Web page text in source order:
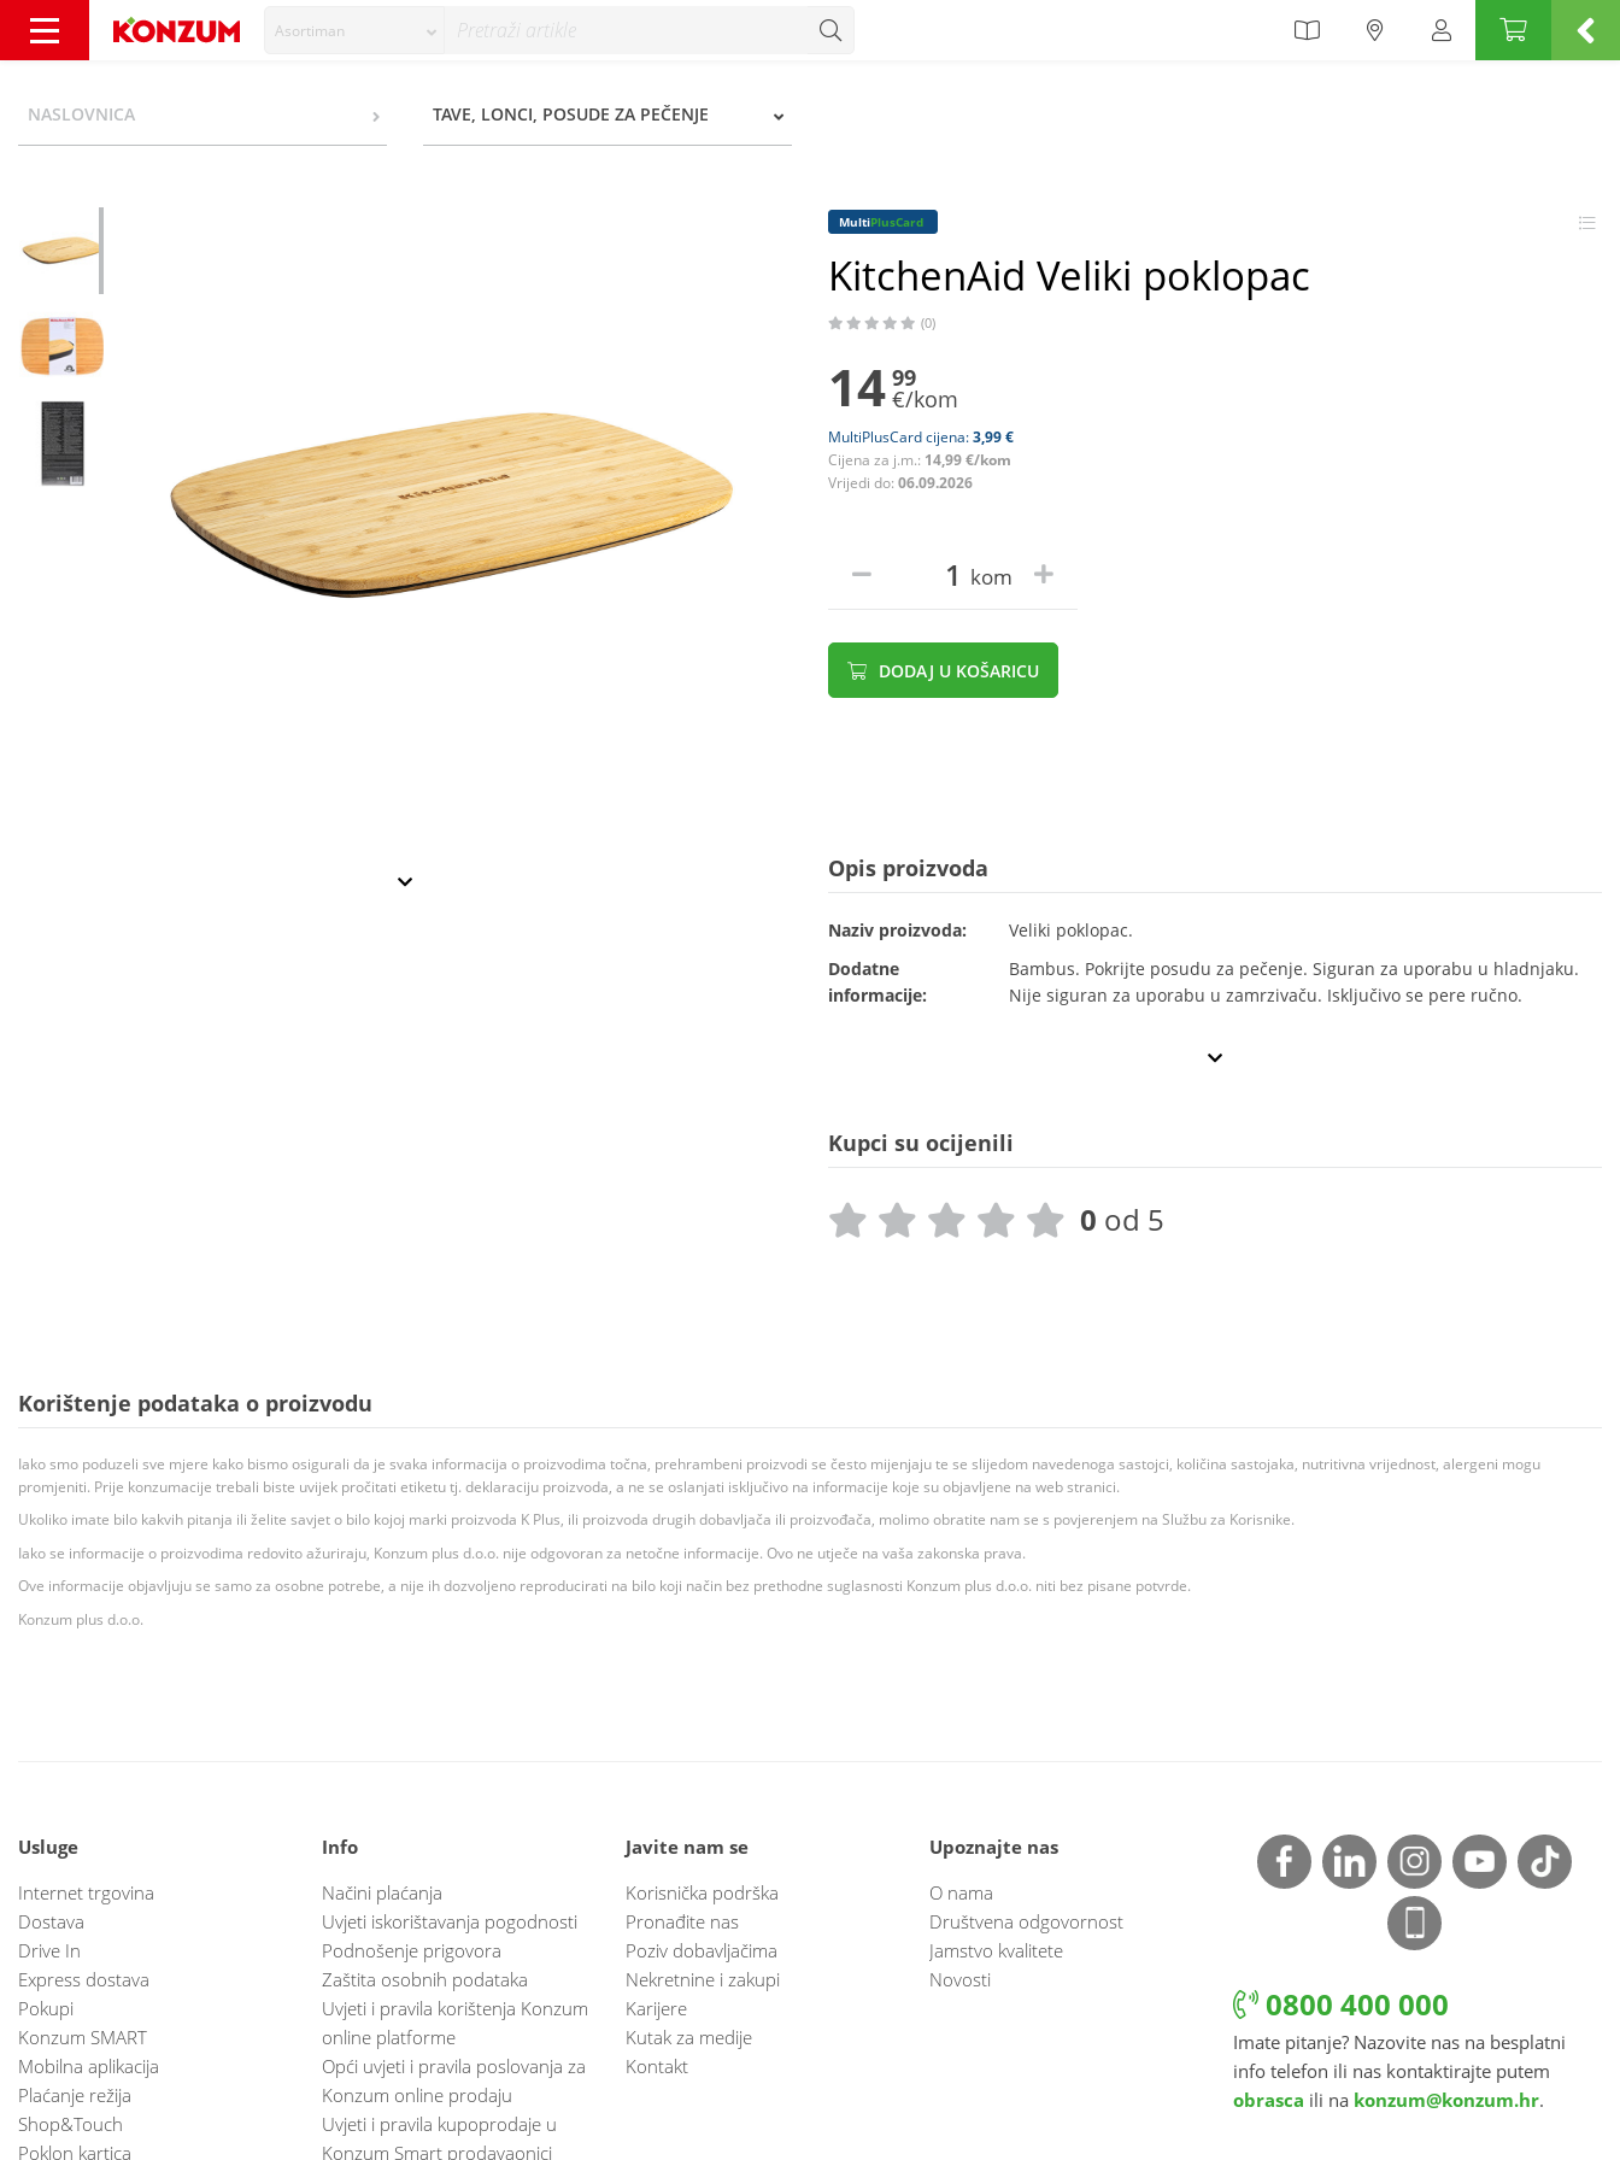
Asortiman
NASLOVNICA TAVE, LONCI, POSUDE ZA PEČENJE
MultiPlusCard
KitchenAid Veliki poklopac
(0)
14 99
€/kom
MultiPlusCard cijena:3,99 €
Cijena za j.m.: 14,99 €/kom
Vrijedi do: 06.09.2026
kom
DODAJ U KOŠARICU
Opis proizvoda
Naziv proizvoda:
Veliki poklopac.
Dodatne
informacije:
Bambus. Pokrijte posudu za pečenje. Siguran za uporabu u hladnjaku.
Nije siguran za uporabu u zamrzivaču. Isključivo se pere ručno.
Kupci su ocijenili
0 od 5
Korištenje podataka o proizvodu
Iako smo poduzeli sve mjere kako bismo osigurali da je svaka informacija o proizvodima točna, prehrambeni proizvodi se često mijenjaju te se slijedom navedenoga sastojci, količina sastojaka, nutritivna vrijednost, alergeni mogu
promjeniti. Prije konzumacije trebali biste uvijek pročitati etiketu tj. deklaraciju proizvoda, a ne se oslanjati isključivo na informacije koje su objavljene na web stranici.
Ukoliko imate bilo kakvih pitanja ili želite savjet o bilo kojoj marki proizvoda K Plus, ili proizvoda drugih dobavljača ili proizvođača, molimo obratite nam se s povjerenjem na Službu za Korisnike.
Iako se informacije o proizvodima redovito ažuriraju, Konzum plus d.o.o. nije odgovoran za netočne informacije. Ovo ne utječe na vaša zakonska prava.
Ove informacije objavljuju se samo za osobne potrebe, a nije ih dozvoljeno reproducirati na bilo koji način bez prethodne suglasnosti Konzum plus d.o.o. niti bez pisane potvrde.
Konzum plus d.o.o.
Usluge
Internet trgovina
Dostava
Drive In
Express dostava
Pokupi
Konzum SMART
Mobilna aplikacija
Plaćanje režija
Shop&Touch
Poklon kartica
Info
Načini plaćanja
Uvjeti iskorištavanja pogodnosti
Podnošenje prigovora
Zaštita osobnih podataka
Uvjeti i pravila korištenja Konzum
online platforme
Opći uvjeti i pravila poslovanja za
Konzum online prodaju
Uvjeti i pravila kupoprodaje u
Konzum Smart prodavaonici
Javite nam se
Korisnička podrška
Pronađite nas
Poziv dobavljačima
Nekretnine i zakupi
Karijere
Kutak za medije
Kontakt
Upoznajte nas
O nama
Društvena odgovornost
Jamstvo kvalitete
Novosti
0800 400 000
Imate pitanje? Nazovite nas na besplatni
info telefon ili nas kontaktirajte putem
obrasca ili na konzum@konzum.hr.